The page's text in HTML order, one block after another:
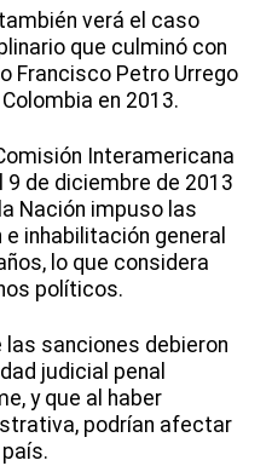
verá el caso
que culminó con
Francisco Petro Urrego
en 2013.
Interamericana
9 de diciembre de 2013
Nación impuso las
inhabilitación general
lo que considera
políticos.
las sanciones debieron
judicial penal
y que al haber
podrían afectar